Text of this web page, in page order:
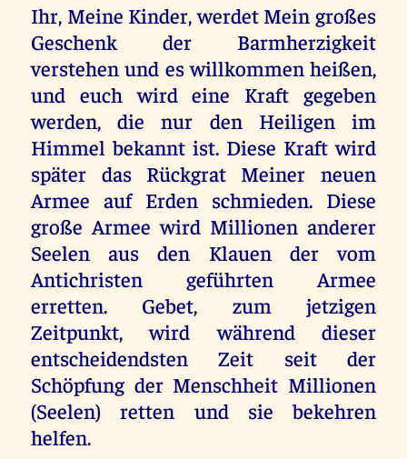
Ihr, Meine Kinder, werdet Mein großes
Geschenk der Barmherzigkeit
verstehen und es willkommen heißen,
und euch wird eine Kraft gegeben
werden, die nur den Heiligen im
Himmel bekannt ist. Diese Kraft wird
später das Rückgrat Meiner neuen
Armee auf Erden schmieden. Diese
große Armee wird Millionen anderer
Seelen aus den Klauen der vom
Antichristen geführten Armee
erretten. Gebet, zum jetzigen
Zeitpunkt, wird während dieser
entscheidendsten Zeit seit der
Schöpfung der Menschheit Millionen
(Seelen) retten und sie bekehren
helfen.